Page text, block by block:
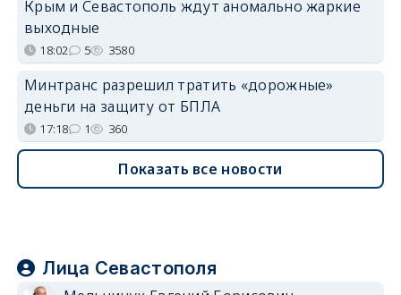
Крым и Севастополь ждут аномально жаркие
выходные
18:02 5 3580
Минтранс разрешил тратить «дорожные»
деньги на защиту от БПЛА
17:18 1 360
Показать все новости
Лица Севастополя